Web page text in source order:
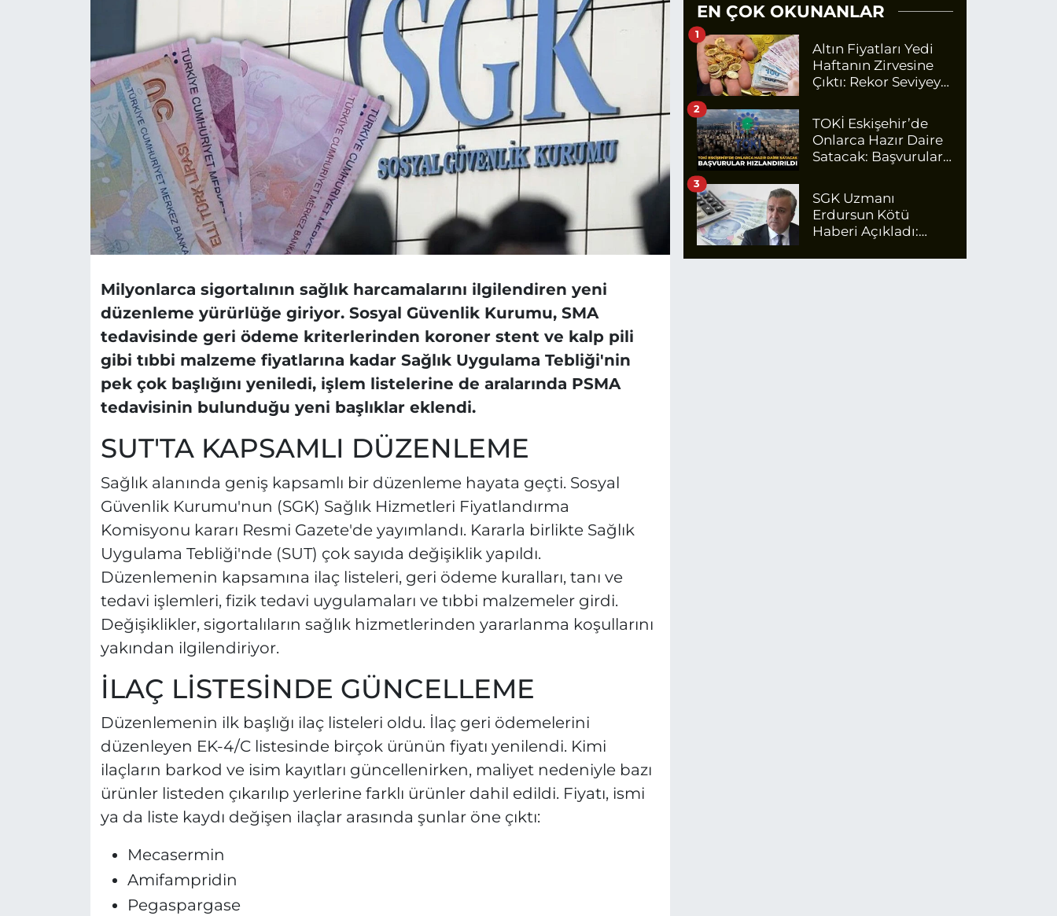
Milyonlarca sigortalının sağlık harcamalarını ilgilendiren yeni
düzenleme yürürlüğe giriyor. Sosyal Güvenlik Kurumu, SMA
tedavisinde geri ödeme kriterlerinden koroner stent ve kalp pili
gibi tıbbi malzeme fiyatlarına kadar Sağlık Uygulama Tebliği'nin
pek çok başlığını yeniledi, işlem listelerine de aralarında PSMA
tedavisinin bulunduğu yeni başlıklar eklendi.
SUT'TA KAPSAMLI DÜZENLEME
Sağlık alanında geniş kapsamlı bir düzenleme hayata geçti. Sosyal
Güvenlik Kurumu'nun (SGK) Sağlık Hizmetleri Fiyatlandırma
Komisyonu kararı Resmi Gazete'de yayımlandı. Kararla birlikte Sağlık
Uygulama Tebliği'nde (SUT) çok sayıda değişiklik yapıldı.
Düzenlemenin kapsamına ilaç listeleri, geri ödeme kuralları, tanı ve
tedavi işlemleri, fizik tedavi uygulamaları ve tıbbi malzemeler girdi.
Değişiklikler, sigortalıların sağlık hizmetlerinden yararlanma koşullarını
yakından ilgilendiriyor.
İLAÇ LİSTESİNDE GÜNCELLEME
Düzenlemenin ilk başlığı ilaç listeleri oldu. İlaç geri ödemelerini
düzenleyen EK-4/C listesinde birçok ürünün fiyatı yenilendi. Kimi
ilaçların barkod ve isim kayıtları güncellenirken, maliyet nedeniyle bazı
ürünler listeden çıkarılıp yerlerine farklı ürünler dahil edildi. Fiyatı, ismi
ya da liste kaydı değişen ilaçlar arasında şunlar öne çıktı:
Mecasermin
Amifampridin
Pegaspargase
EN ÇOK OKUNANLAR
Altın Fiyatları Yedi
Haftanın Zirvesine
Çıktı: Rekor Seviyeye
1
TOKİ Eskişehir’de
Onlarca Hazır Daire
Satacak: Başvurular
2
SGK Uzmanı
Erdursun Kötü
Haberi Açıkladı:
İçin Net Rakam
3